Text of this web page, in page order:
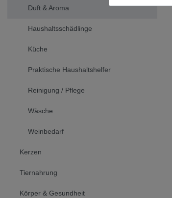
Duft & Aroma
Haushaltsschädlinge
Küche
Praktische Haushaltshelfer
Reinigung / Pflege
Wäsche
Weinbedarf
Kerzen
Tiernahrung
Körper & Gesundheit